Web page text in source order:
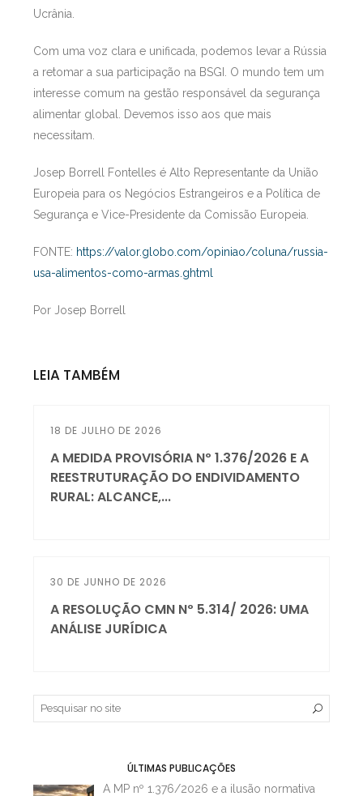
Ucrânia.
Com uma voz clara e unificada, podemos levar a Rússia
a retomar a sua participação na BSGI. O mundo tem um
interesse comum na gestão responsável da segurança
alimentar global. Devemos isso aos que mais
necessitam.
Josep Borrell Fontelles é Alto Representante da União
Europeia para os Negócios Estrangeiros e a Política de
Segurança e Vice-Presidente da Comissão Europeia.
FONTE: https://valor.globo.com/opiniao/coluna/russia-
usa-alimentos-como-armas.ghtml
Por Josep Borrell
LEIA TAMBÉM
18 DE JULHO DE 2026
A MEDIDA PROVISÓRIA Nº 1.376/2026 E A
REESTRUTURAÇÃO DO ENDIVIDAMENTO
RURAL: ALCANCE,...
30 DE JUNHO DE 2026
A RESOLUÇÃO CMN Nº 5.314/ 2026: UMA
ANÁLISE JURÍDICA
ÚLTIMAS PUBLICAÇÕES
A MP nº 1.376/2026 e a ilusão normativa